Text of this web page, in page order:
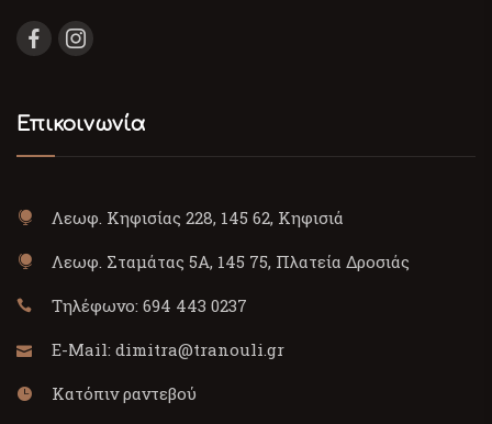
Επικοινωνία
Λεωφ. Κηφισίας 228, 145 62, Κηφισιά
Λεωφ. Σταμάτας 5Α, 145 75, Πλατεία Δροσιάς
Τηλέφωνο: 694 443 0237
E-Mail: dimitra@tranouli.gr
Κατόπιν ραντεβού